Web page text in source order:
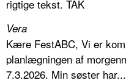
rigtige tekst. TAK
Vera
Kære FestABC, Vi er
planlægningen af
7.3.2026. Min søster har...